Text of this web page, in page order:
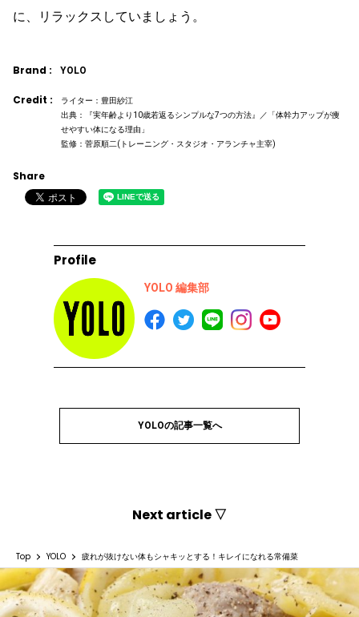
に、リラックスしていましょう。
Brand : YOLO
Credit :
ライター：豊田紗江
出典：『実年齢より10歳若返るシンプルな7つの方法』／「体幹力アップが痩
せやすい体になる理由」
監修：菅原順二(トレーニング・スタジオ・アランチャ主宰)
Share
Profile
YOLO 編集部
YOLOの記事一覧へ
Next article ▽
Top YOLO 疲れが抜けない体もシャキッとする！キレイになれる常備菜